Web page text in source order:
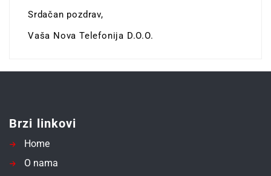
Srdačan pozdrav,
Vaša Nova Telefonija D.O.O.
Brzi linkovi
Home
O nama